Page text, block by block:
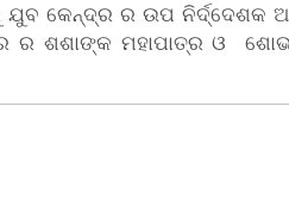
କେନ୍ଦ୍ର ର ଉପ ନିର୍ଦ୍ଦେଶକ
ର ଶଶାଙ୍କ ମହାପାତ୍ର ଓ